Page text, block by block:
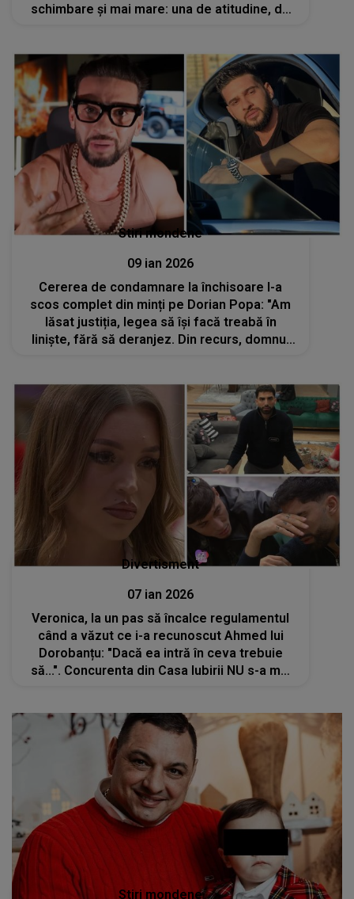
schimbare și mai mare: una de atitudine, de
Stiri mondene
09 ian 2026
Cererea de condamnare la închisoare l-a
scos complet din minți pe Dorian Popa: "Am
lăsat justiția, legea să își facă treabă în
liniște, fără să deranjez. Din recurs, domnul
Divertisment
07 ian 2026
Veronica, la un pas să încalce regulamentul
când a văzut ce i-a recunoscut Ahmed lui
Dorobanțu: "Dacă ea intră în ceva trebuie
să...". Concurenta din Casa Iubirii NU s-a mai
Stiri mondene